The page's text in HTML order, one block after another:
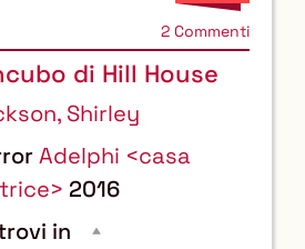
2 Commenti
di Hill House
Shirley
Adelphi <casa
2016
in